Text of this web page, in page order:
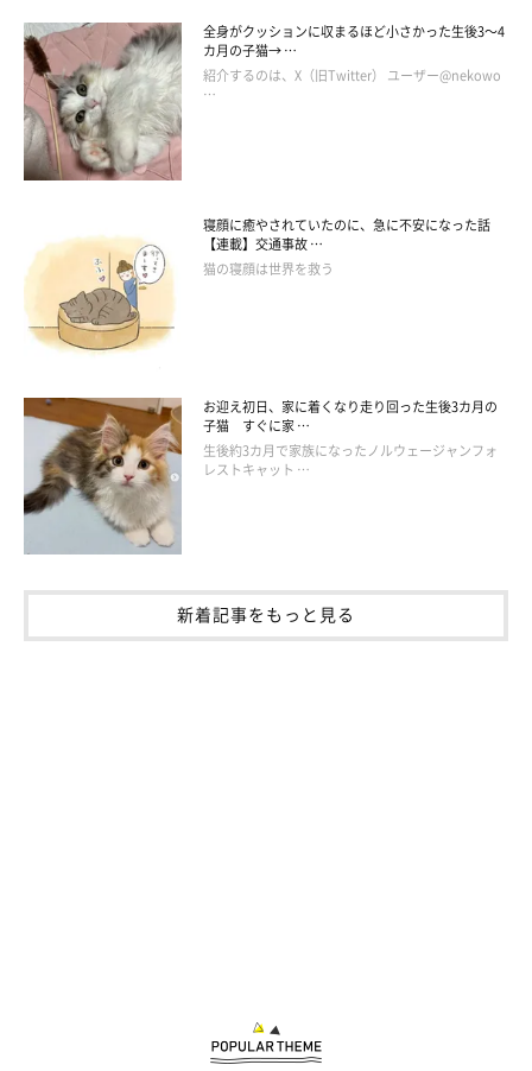
飼い主さん家族と楽しく暮らす鈴雨ちゃん。
大好きな“あること”とは…？
は家族に対してだけ。そんな“人見知り”をするところも愛おしい
全身がクッションに収まるほど小さかった生後3～4
カ月の子猫→ …
紹介するのは、X（旧Twitter） ユーザー@nekowo
…
寝顔に癒やされていたのに、急に不安になった話
【連載】交通事故 …
猫の寝顔は世界を救う
お迎え初日、家に着くなり走り回った生後3カ月の
子猫 すぐに家 …
生後約3カ月で家族になったノルウェージャンフォ
レストキャット …
新着記事をもっと見る